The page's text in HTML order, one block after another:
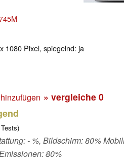
1080 Pixel, spiegelnd: ja
» vergleiche 0
Tests)
- %, Bildschirm: 80%
80%